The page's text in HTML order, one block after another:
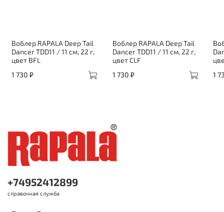
Воблер RAPALA Deep Tail
Dancer TDD11 / 11 см, 22 г,
цвет BFL
1 730 ₽
Воблер RAPALA Deep Tail
Dancer TDD11 / 11 см, 22 г,
цвет CLF
1 730 ₽
1
+74952412899
справочная служба